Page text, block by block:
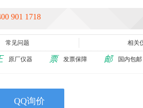
901 1718
常见问题 相关
原厂仪器 票 发票保障 邮 国内包邮
QQ询价